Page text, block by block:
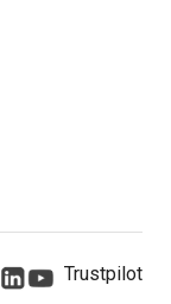
Trustpilot